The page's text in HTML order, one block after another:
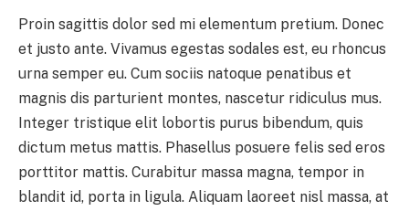
Proin sagittis dolor sed mi elementum pretium. Donec
et justo ante. Vivamus egestas sodales est, eu rhoncus
urna semper eu. Cum sociis natoque penatibus et
magnis dis parturient montes, nascetur ridiculus mus.
Integer tristique elit lobortis purus bibendum, quis
dictum metus mattis. Phasellus posuere felis sed eros
porttitor mattis. Curabitur massa magna, tempor in
blandit id, porta in ligula. Aliquam laoreet nisl massa, at